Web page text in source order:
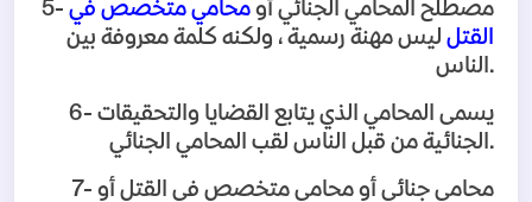
5- مصطلح المحامي الجنائي أو محامي متخصص في
القتل ليس مهنة رسمية ، ولكنه كلمة معروفة بين
الناس .
6- يسمى المحامي الذي يتابع القضايا والتحقيقات
الجنائية من قبل الناس لقب المحامي الجنائي .
7- محامي جنائي أو محامي متخصص في القتل أو